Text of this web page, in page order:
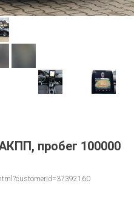
пробег 100000